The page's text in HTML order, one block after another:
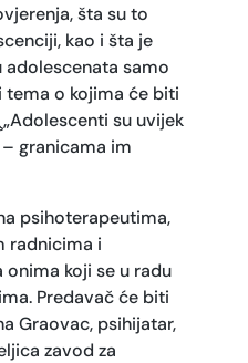
šta su to
kao i šta je
samo
tema o kojima će biti
su uvijek
granicama im
psihoterapeutima,
radnicima i
koji se u radu
Predavač će biti
Graovac, psihijatar,
zavod za